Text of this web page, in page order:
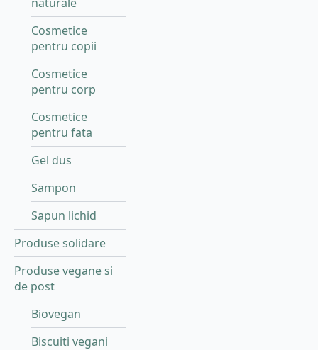
Cosmetice
pentru copii
Cosmetice
pentru corp
Cosmetice
pentru fata
Gel dus
Sampon
Sapun lichid
Produse solidare
Produse vegane si
de post
Biovegan
Biscuiti vegani